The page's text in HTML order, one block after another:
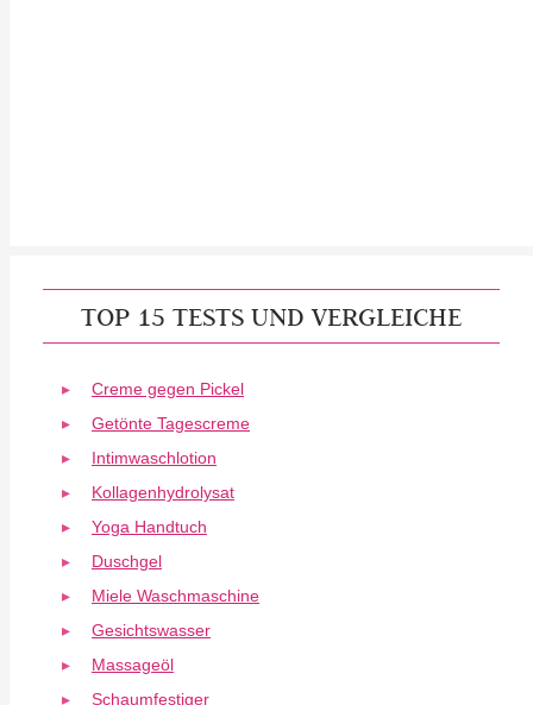
TOP 15 TESTS UND VERGLEICHE
Creme gegen Pickel
Getönte Tagescreme
Intimwaschlotion
Kollagenhydrolysat
Yoga Handtuch
Duschgel
Miele Waschmaschine
Gesichtswasser
Massageöl
Schaumfestiger